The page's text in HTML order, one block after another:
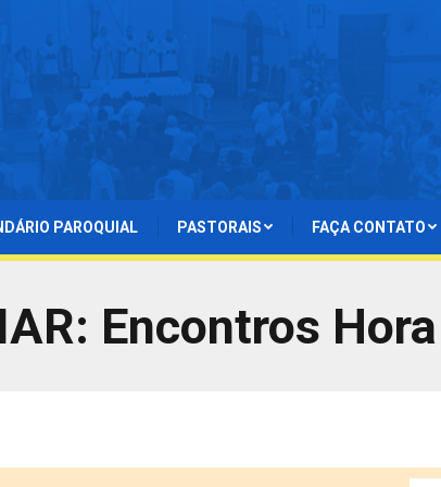
PAROQUIAL PASTORAIS FAÇA CONTATO
Encontros